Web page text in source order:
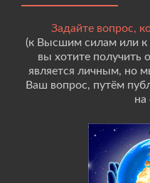
Задайте вопрос,
(к Высшим силам или к
вы хотите получить
является личным, но
Ваш вопрос, путём
на